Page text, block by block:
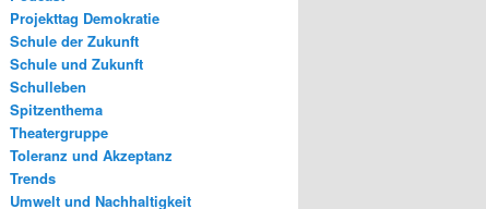
Projekttag Demokratie
Schule der Zukunft
Schule und Zukunft
Schulleben
Spitzenthema
Theatergruppe
Toleranz und Akzeptanz
Trends
Umwelt und Nachhaltigkeit